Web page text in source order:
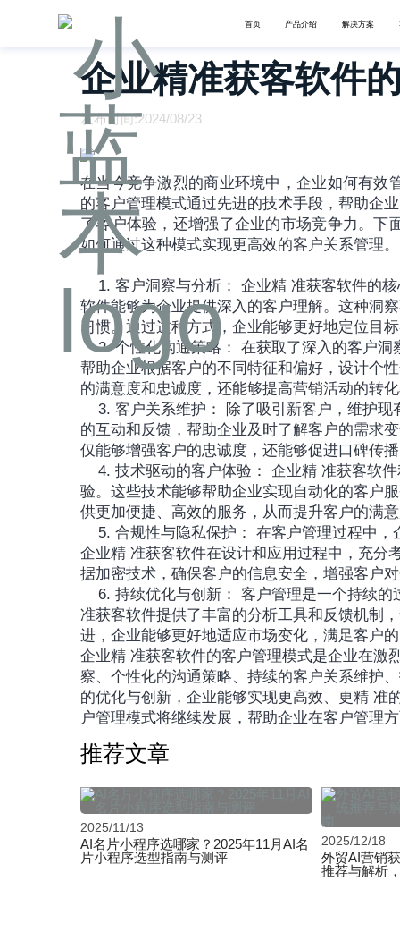
首页 产品介绍 解决方案
企业精准获客软件
发布时间:2024/08/23
在当今竞争激烈的商业环境中，企业如何有效
的客户管理模式通过先进的技术手段，帮助企
了客户体验，还增强了企业的市场竞争力。下
如何通过这种模式实现更高效的客户关系管理。
软件能够为企业提供深入的客户理解。这种洞
习惯。通过这种方式，企业能够更好地定位目
	2. 个性化沟通策略： 在获取了深入的客户洞察后，企业需要制定个性化的沟通策略。精 准获客软件能够
帮助企业根据客户的不同特征和偏好，设计个
的满意度和忠诚度，还能够提高营销活动的转
的互动和反馈，帮助企业及时了解客户的需求
仅能够增强客户的忠诚度，还能够促进口碑传
验。这些技术能够帮助企业实现自动化的客户
供更加便捷、高效的服务，从而提升客户的满
企业精 准获客软件在设计和应用过程中，充分
据加密技术，确保客户的信息安全，增强客户
准获客软件提供了丰富的分析工具和反馈机制
进，企业能够更好地适应市场变化，满足客户
企业精 准获客软件的客户管理模式是企业在激
察、个性化的沟通策略、持续的客户关系维护
的优化与创新，企业能够实现更高效、更精 准
户管理模式将继续发展，帮助企业在客户管理
推荐文章
2025/11/13
AI名片小程序选哪家？2025年11月AI名
片小程序选型指南与测评
2025/12/18
外贸AI营销
推荐与解析